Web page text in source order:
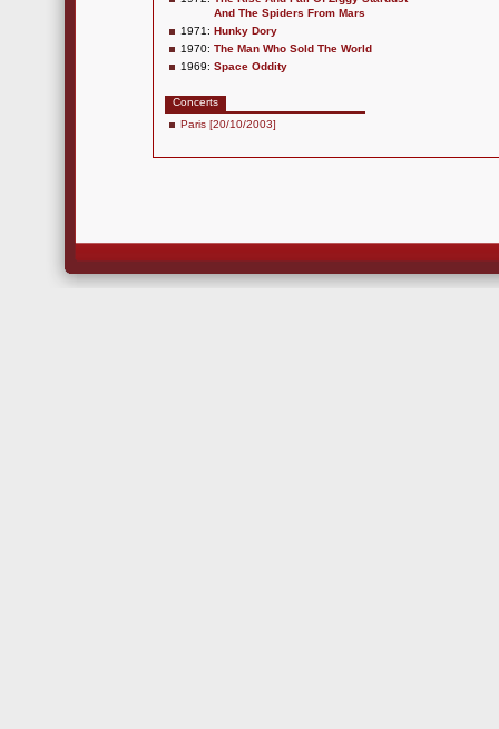
And The Spiders From Mars
1971: Hunky Dory
1970: The Man Who Sold The World
1969: Space Oddity
Concerts
Paris [20/10/2003]